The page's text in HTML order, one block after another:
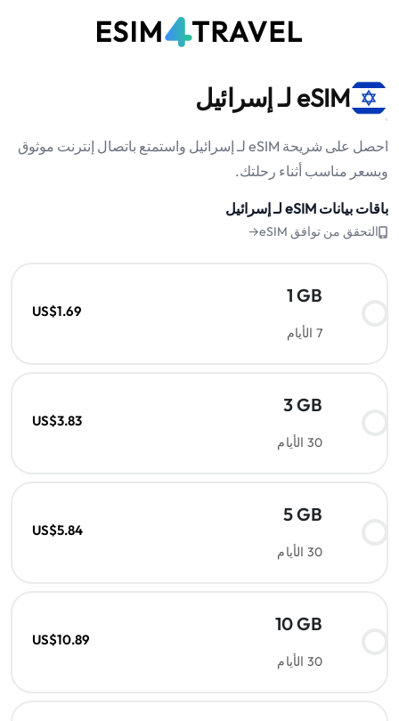
eSIM لـ إسرائيل
احصل على شريحة eSIM لـ إسرائيل واستمتع باتصال إنترنت موثوق
وبسعر مناسب أثناء رحلتك.
باقات بيانات eSIM لـ إسرائيل
التحقق من توافق eSIM→
1 GB
7 الأيام
US$1.69
3 GB
30 الأيام
US$3.83
5 GB
30 الأيام
US$5.84
10 GB
30 الأيام
US$10.89